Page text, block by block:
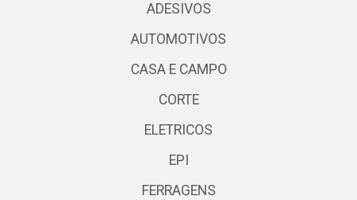
ADESIVOS
AUTOMOTIVOS
CASA E CAMPO
CORTE
ELETRICOS
EPI
FERRAGENS